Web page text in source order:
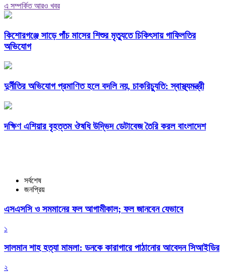
এ সম্পর্কিত আরও খবর
কিশোরগঞ্জে সাড়ে পাঁচ মাসের শিশুর মৃত্যুতে চিকিৎসায় গাফিলতির
অভিযোগ
দুর্নীতির অভিযোগ প্রমাণিত হলে বদলি নয়, চাকরিচ্যুতি: স্বাস্থ্যমন্ত্রী
দক্ষিণ এশিয়ার বৃহত্তম ঔষধি উদ্ভিদ ডেটাবেজ তৈরি করল বাংলাদেশ
সর্বশেষ
জনপ্রিয়
এসএসসি ও সমমানের ফল আগামীকাল; ফল জানবেন যেভাবে
১
সালমান শাহ হত্যা মামলা: ডনকে কারাগারে পাঠানোর আবেদন সিআইডির
২